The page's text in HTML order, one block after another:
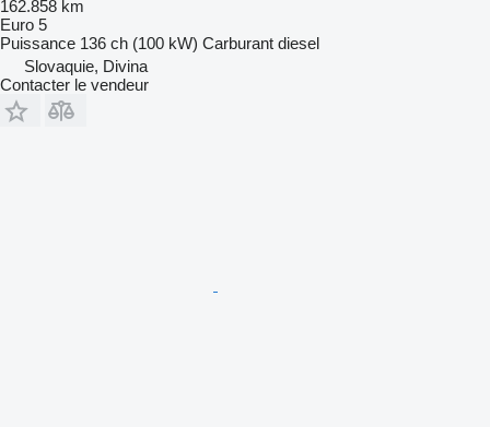
162.858 km
Euro 5
Puissance 136 ch (100 kW) Carburant diesel
Slovaquie, Divina
Contacter le vendeur